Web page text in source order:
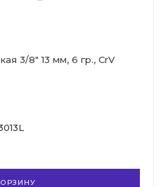
3/8" 13 мм, 6 гр., CrV